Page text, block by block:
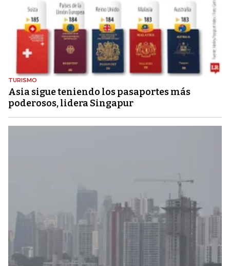
TURISMO
Asia sigue teniendo los pasaportes más
poderosos, lidera Singapur